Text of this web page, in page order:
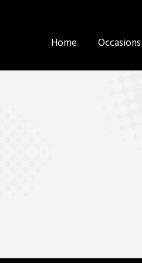
Home Occasions
Home Occasions